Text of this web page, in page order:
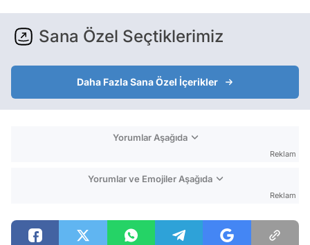
Sana Özel Seçtiklerimiz
Daha Fazla Sana Özel İçerikler
Yorumlar Aşağıda
Reklam
Yorumlar ve Emojiler Aşağıda
Reklam